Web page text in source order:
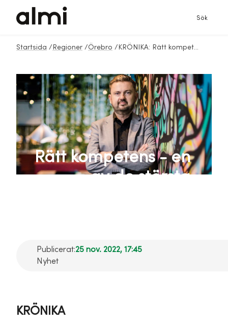
Sök
Startsida / Regioner /Örebro / KRÖNIKA: Rätt kompetens - en av de största tillväxtutmaningarna
Rätt kompetens - en
av de största
Publicerat:25 nov. 2022, 17:45
Nyhet
KRÖNIKA